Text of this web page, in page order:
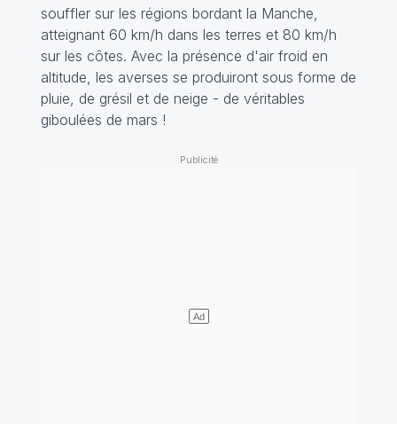
souffler sur les régions bordant la Manche,
atteignant 60 km/h dans les terres et 80 km/h
sur les côtes. Avec la présence d'air froid en
altitude, les averses se produiront sous forme de
pluie, de grésil et de neige - de véritables
giboulées de mars !